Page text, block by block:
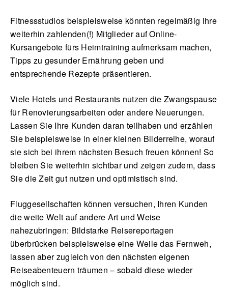
Fitnessstudios beispielsweise könnten regelmäßig ihre
weiterhin zahlenden(!) Mitglieder auf Online-
Kursangebote fürs Heimtraining aufmerksam machen,
Tipps zu gesunder Ernährung geben und
entsprechende Rezepte präsentieren.
Viele Hotels und Restaurants nutzen die Zwangspause
für Renovierungsarbeiten oder andere Neuerungen.
Lassen Sie Ihre Kunden daran teilhaben und erzählen
Sie beispielsweise in einer kleinen Bilderreihe, worauf
sie sich bei ihrem nächsten Besuch freuen können! So
bleiben Sie weiterhin sichtbar und zeigen zudem, dass
Sie die Zeit gut nutzen und optimistisch sind.
Fluggesellschaften können versuchen, Ihren Kunden
die weite Welt auf andere Art und Weise
nahezubringen: Bildstarke Reisereportagen
überbrücken beispielsweise eine Weile das Fernweh,
lassen aber zugleich von den nächsten eigenen
Reiseabenteuern träumen – sobald diese wieder
möglich sind.